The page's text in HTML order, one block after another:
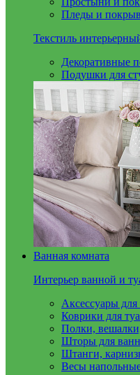
Пледы и
Текстиль
Декоративные
Подушки для
Ванная комната
Интерьер ванной и
Аксессуары
Коврики для
Полки,
Шторы для
Штанги,
Весы